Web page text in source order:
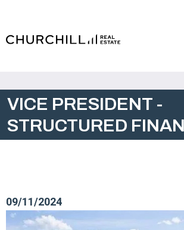
VICE PRESIDENT -
STRUCTURED
09/11/2024